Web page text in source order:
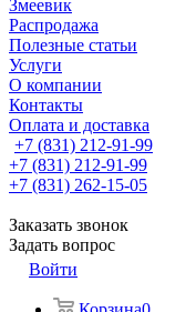
Змеевик
Распродажа
Полезные статьи
Услуги
О компании
Контакты
Оплата и доставка
+7 (831) 212-91-99
+7 (831) 212-91-99
+7 (831) 262-15-05
Заказать звонок
Задать вопрос
Войти